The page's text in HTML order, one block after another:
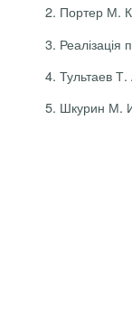
2. Портер М.
3. Реалізація
4. ТультаевТ.
5. Шкурин М.